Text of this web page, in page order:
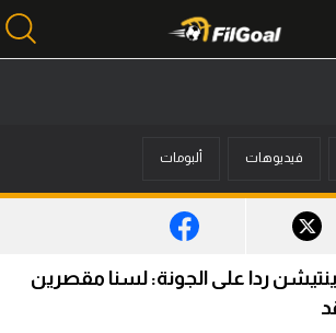
فيديوهات ألبومات
ردا على الجونة: لسنا مقصرين